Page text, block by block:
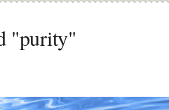
"purity"